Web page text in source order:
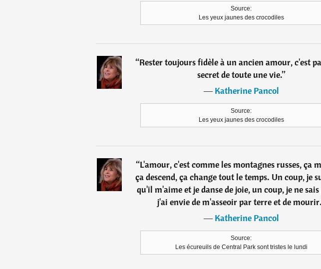
Source:
Les yeux jaunes des crocodiles
“Rester toujours fidèle à un ancien amour, c'est
secret de toute une vie.”
―Katherine Pancol
Source:
Les yeux jaunes des crocodiles
“L'amour, c'est comme les montagnes russes, ça
ça descend, ça change tout le temps. Un coup, je
qu'il m'aime et je danse de joie, un coup, je ne
j'ai envie de m'asseoir par terre et de mourir.
―Katherine Pancol
Source:
Les écureuils de Central Park sont tristes le lundi